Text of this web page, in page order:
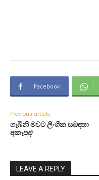
Facebook
Previous article
ගැබිනි මවට ලිංගික සබඳතා
අකැපද?
LEAVE A REPLY